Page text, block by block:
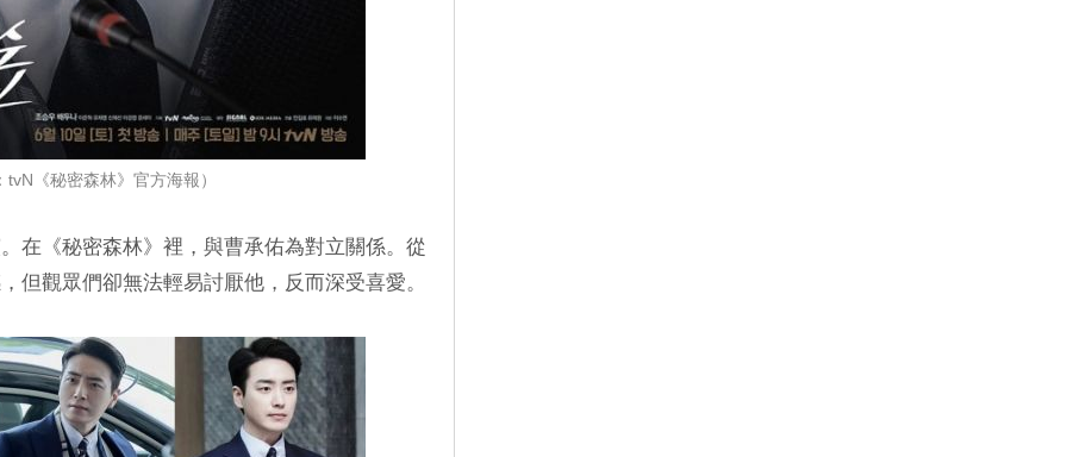
tvN《秘密森林》官方海報）
在《秘密森林》裡，與曹承佑為對立關係。從
但觀眾們卻無法輕易討厭他，反而深受喜愛。